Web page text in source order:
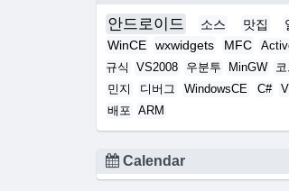
안드로이드 소스 맛집
WinCE
wxwidgets MFC
규식
VS2008 우분투 MinGW
민지
디버그 WindowsCE C#
배포
ARM
Calendar